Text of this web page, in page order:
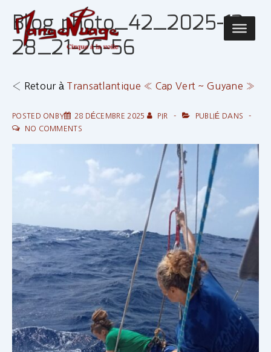
passer
contenu
Main
Blog photo_42_2025-12-
28_21-26-56
‹ Retour à Transatlantique « Cap Vert ~ Guyane »
POSTED ONBY 28 DÉCEMBRE 2025 PIR
PUBLIÉ DANS
NO COMMENTS